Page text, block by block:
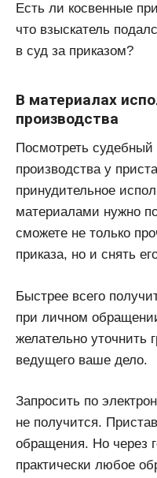
Есть ли косвенные
что взыскатель
в суд за приказом?
В материалах
производства
Посмотреть
производства у
принудительное
материалами нужно
сможете не только
приказа, но и снять
Быстрее всего
при личном
желательно уточнить
ведущего ваше дело.
Запросить по
не получится.
обращения. Но через
практически любое